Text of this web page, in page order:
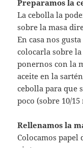
Preparamos la
La cebolla la
sobre la masa
En casa nos
colocarla sobre
ponernos con la
aceite en la
cebolla para que
poco (sobre 10/
Rellenamos la
Colocamos